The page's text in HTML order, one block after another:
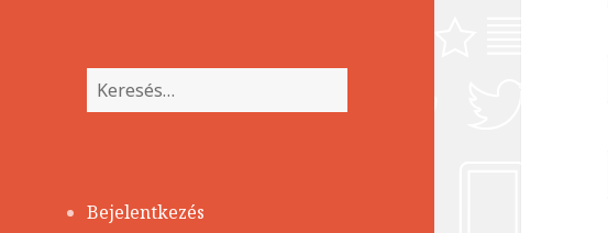
Keresés:
Bejelentkezés